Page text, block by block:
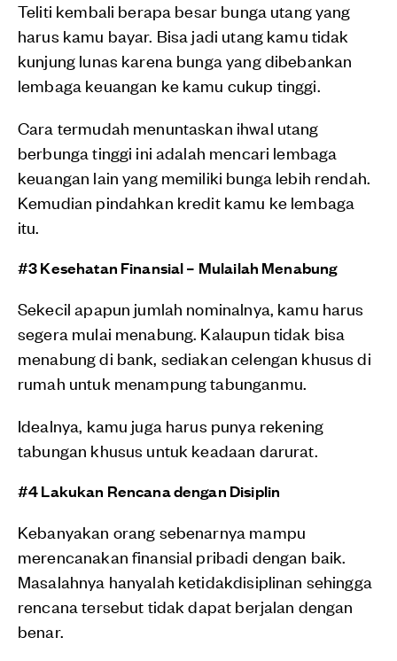
Teliti kembali berapa besar bunga utang yang
harus kamu bayar. Bisa jadi utang kamu tidak
kunjung lunas karena bunga yang dibebankan
lembaga keuangan ke kamu cukup tinggi.
Cara termudah menuntaskan ihwal utang
berbunga tinggi ini adalah mencari lembaga
keuangan lain yang memiliki bunga lebih rendah.
Kemudian pindahkan kredit kamu ke lembaga
itu.
#3 Kesehatan Finansial – Mulailah Menabung
Sekecil apapun jumlah nominalnya, kamu harus
segera mulai menabung. Kalaupun tidak bisa
menabung di bank, sediakan celengan khusus di
rumah untuk menampung tabunganmu.
Idealnya, kamu juga harus punya rekening
tabungan khusus untuk keadaan darurat.
#4 Lakukan Rencana dengan Disiplin
Kebanyakan orang sebenarnya mampu
merencanakan finansial pribadi dengan baik.
Masalahnya hanyalah ketidakdisiplinan sehingga
rencana tersebut tidak dapat berjalan dengan
benar.